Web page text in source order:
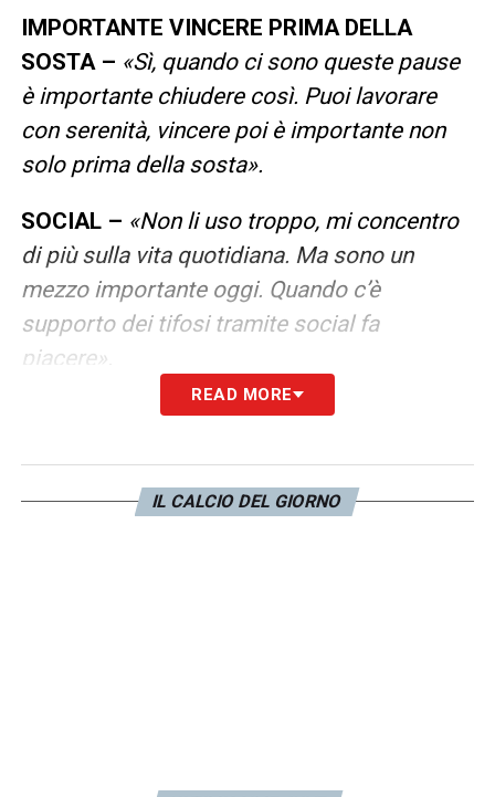
IMPORTANTE VINCERE PRIMA DELLA
SOSTA – «Sì, quando ci sono queste pause
è importante chiudere così. Puoi lavorare
con serenità, vincere poi è importante non
solo prima della sosta».
SOCIAL – «Non li uso troppo, mi concentro
di più sulla vita quotidiana. Ma sono un
mezzo importante oggi. Quando c’è
supporto dei tifosi tramite social fa
piacere».
NUMERO 41 – «Io ho sempreapprezzato
calcistico, Cruijff, il 41 è il numero che ho
avuto all’esordio e mi piace mantenerlo. Il 14
READ MORE
IL CALCIO DEL GIORNO